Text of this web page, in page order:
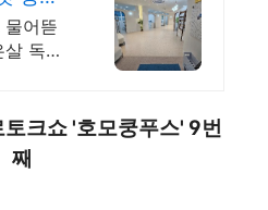
물어뜯
독일
나 관
상담
크쇼 '호모쿵푸스' 9번
째